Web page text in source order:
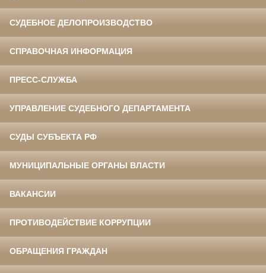
СУДЕБНОЕ ДЕЛОПРОИЗВОДСТВО
СПРАВОЧНАЯ ИНФОРМАЦИЯ
ПРЕСС-СЛУЖБА
УПРАВЛЕНИЕ СУДЕБНОГО ДЕПАРТАМЕНТА
СУДЫ СУБЪЕКТА РФ
МУНИЦИПАЛЬНЫЕ ОРГАНЫ ВЛАСТИ
ВАКАНСИИ
ПРОТИВОДЕЙСТВИЕ КОРРУПЦИИ
ОБРАЩЕНИЯ ГРАЖДАН